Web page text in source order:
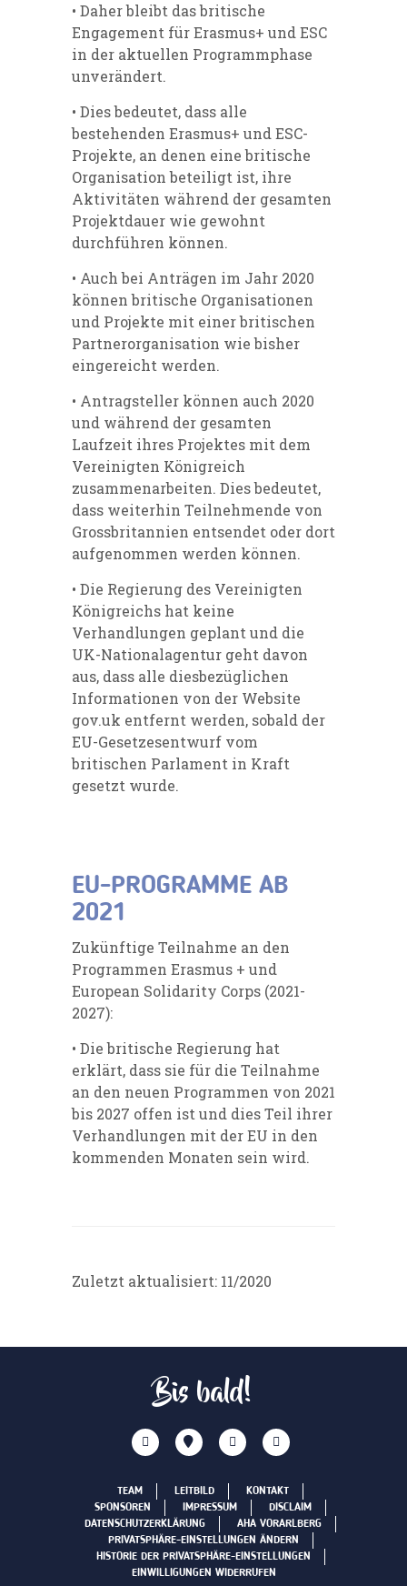
• Daher bleibt das britische
Engagement für Erasmus+ und ESC
in der aktuellen Programmphase
unverändert.
• Dies bedeutet, dass alle
bestehenden Erasmus+ und ESC-
Projekte, an denen eine britische
Organisation beteiligt ist, ihre
Aktivitäten während der gesamten
Projektdauer wie gewohnt
durchführen können.
• Auch bei Anträgen im Jahr 2020
können britische Organisationen
und Projekte mit einer britischen
Partnerorganisation wie bisher
eingereicht werden.
• Antragsteller können auch 2020
und während der gesamten
Laufzeit ihres Projektes mit dem
Vereinigten Königreich
zusammenarbeiten. Dies bedeutet,
dass weiterhin Teilnehmende von
Grossbritannien entsendet oder dort
aufgenommen werden können.
• Die Regierung des Vereinigten
Königreichs hat keine
Verhandlungen geplant und die
UK-Nationalagentur geht davon
aus, dass alle diesbezüglichen
Informationen von der Website
gov.uk entfernt werden, sobald der
EU-Gesetzesentwurf vom
britischen Parlament in Kraft
gesetzt wurde.
EU-PROGRAMME AB
2021
Zukünftige Teilnahme an den
Programmen Erasmus + und
European Solidarity Corps (2021-
2027):
• Die britische Regierung hat
erklärt, dass sie für die Teilnahme
an den neuen Programmen von 2021
bis 2027 offen ist und dies Teil ihrer
Verhandlungen mit der EU in den
kommenden Monaten sein wird.
Zuletzt aktualisiert: 11/2020
Bis bald!
TEAM LEITBILD
KONTAKT
SPONSOREN
IMPRESSUM
DISCLAIM
DATENSCHUTZERKLÄRUNG
AHA VORARLBERG
PRIVATSPHÄRE-EINSTELLUNGEN ÄNDERN
HISTORIE DER PRIVATSPHÄRE-EINSTELLUNGEN
EINWILLIGUNGEN WIDERRUFEN